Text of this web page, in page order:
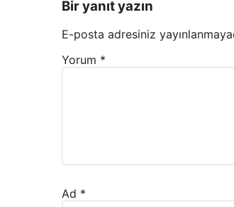
Bir yanıt yazın
E-posta adresiniz
Yorum *
Ad *